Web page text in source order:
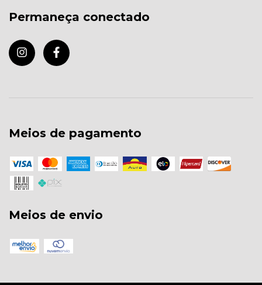
Permaneça conectado
Meios de pagamento
Meios de envio